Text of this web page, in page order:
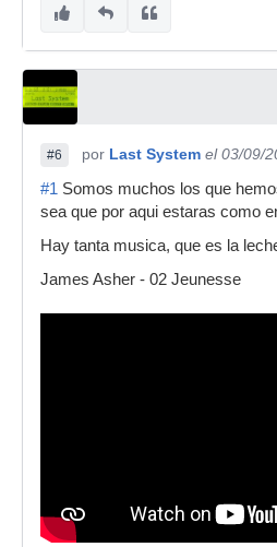
#6 por Last System el 03/09/
#1 Somos muchos los que
sea que por aqui estaras como
Hay tanta musica, que es la
James Asher - 02 Jeunesse